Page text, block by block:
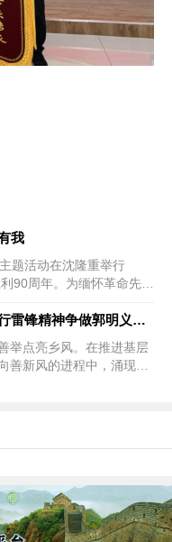
我
题活动在沈隆重举行
90周年。为缅怀革命先
自建红色展馆传薪火 践行雷锋精神争做郭明义式好人——记基层公益先锋刘晓东
举点亮乡风。在推进基层
善新风的进程中，涌现出